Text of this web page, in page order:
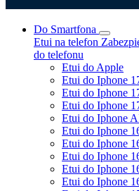
Do Smartfona
Etui na telefon
do telefonu
Etui do Apple
Etui do Iphone
Etui do Iphone
Etui do Iphone
Etui do Iphone
Etui do Iphone
Etui do Iphone
Etui do Iphone
Etui do Iphone
Etui do Iphone